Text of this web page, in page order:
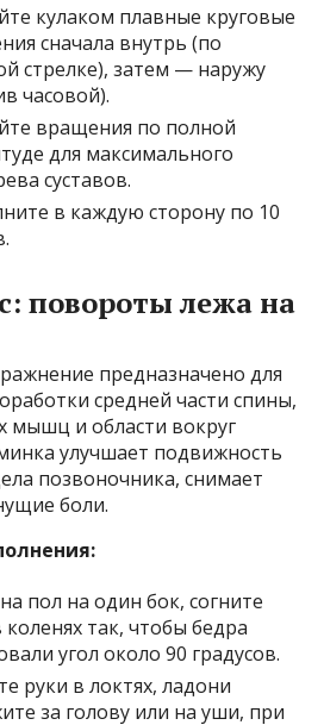
кулаком плавные круговые
сначала внутрь (по
стрелке), затем — наружу
часовой).
вращения по полной
для максимального
суставов.
в каждую сторону по 10
повороты лежа на
предназначено для
средней части спины,
мышц и области вокруг
улучшает подвижность
позвоночника, снимает
боли.
пол на один бок, согните
коленях так, чтобы бедра
угол около 90 градусов.
руки в локтях, ладони
за голову или на уши, при